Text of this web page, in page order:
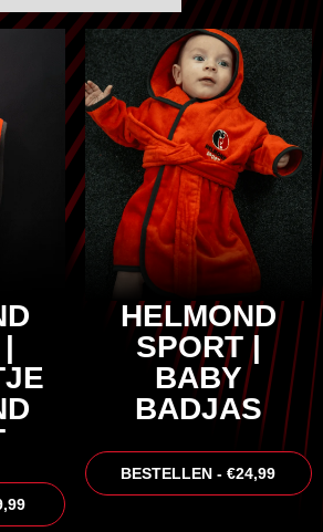
nieuwste
HELMOND
SPORT |
BABY
BADJAS
BESTELLEN - €24,99